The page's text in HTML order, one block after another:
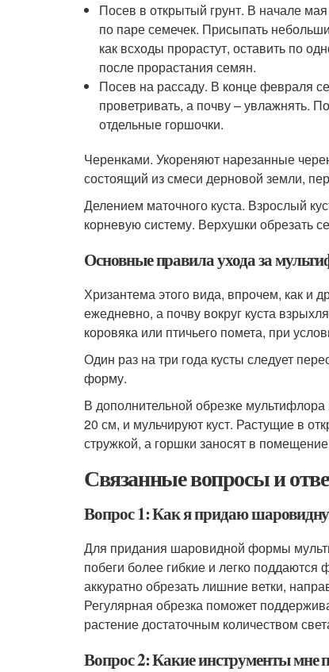
Посев в открытый грунт. В начале
по паре семечек. Присыпать
как всходы прорастут, оставить по
после прорастания семян.
Посев на рассаду. В конце февраля
проветривать, а почву – увлажнять.
отдельные горшочки.
Черенками. Укореняют нарезанные
состоящий из смеси дерновой земли,
Делением маточного куста. Взрослый
корневую систему. Верхушки обрезать
Основные правила ухода за
Хризантема этого вида, впрочем, как и
ежедневно, а почву вокруг куста
коровяка или птичьего помета, при
Один раз на три года кусты следует
форму.
В дополнительной обрезке
20 см, и мульчируют куст. Растущие в
стружкой, а горшки заносят в
Связанные вопросы и
Вопрос 1: Как я придаю
Для придания шаровидной формы
побеги более гибкие и легко
аккуратно обрезать лишние ветки,
Регулярная обрезка поможет
растение достаточным количеством
Вопрос 2: Какие инструменты